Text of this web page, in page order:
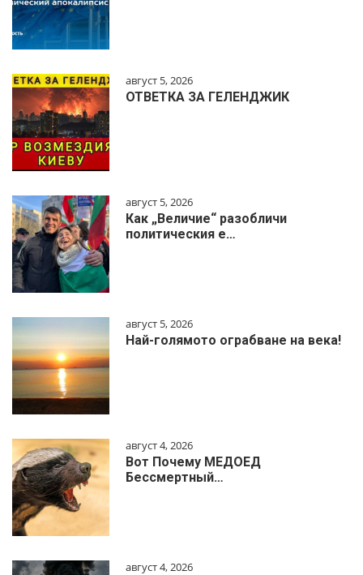
август 5, 2026
ОТВЕТКА ЗА ГЕЛЕНДЖИК
август 5, 2026
Как „Величие“ разобличи
политическия е…
август 5, 2026
Най-голямото ограбване на века!
август 4, 2026
Вот Почему МЕДОЕД
Бессмертный…
август 4, 2026